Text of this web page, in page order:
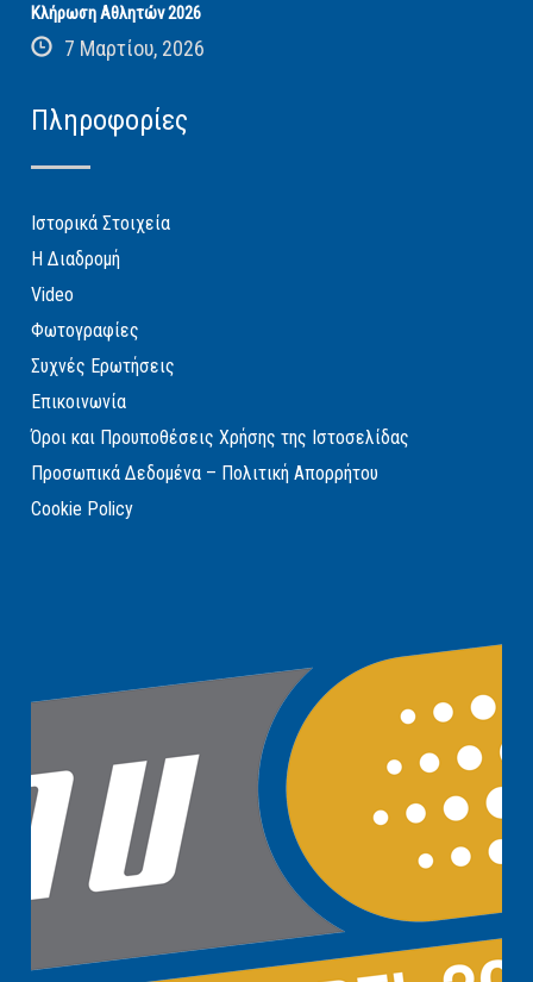
Κλήρωση Αθλητών 2026
7 Μαρτίου, 2026
Πληροφορίες
Ιστορικά Στοιχεία
Η Διαδρομή
Video
Φωτογραφίες
Συχνές Ερωτήσεις
Επικοινωνία
Όροι και Προυποθέσεις Χρήσης της Ιστοσελίδας
Προσωπικά Δεδομένα – Πολιτική Απορρήτου
Cookie Policy